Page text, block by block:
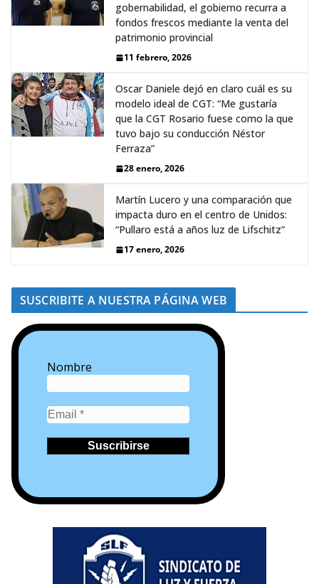
gobernabilidad, el gobierno recurra a
fondos frescos mediante la venta del
patrimonio provincial
11 febrero, 2026
Oscar Daniele dejó en claro cuál es su
modelo ideal de CGT: “Me gustaría
que la CGT Rosario fuese como la que
tuvo bajo su conducción Néstor
Ferraza”
28 enero, 2026
Martín Lucero y una comparación que
impacta duro en el centro de Unidos:
“Pullaro está a años luz de Lifschitz”
17 enero, 2026
SUSCRIBITE A NUESTRA PÁGINA WEB
Nombre